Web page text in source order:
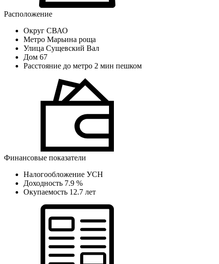
Расположение
Округ СВАО
Метро Марьина роща
Улица Сущевский Вал
Дом 67
Расстояние до метро 2 мин пешком
Финансовые показатели
Налогообложение УСН
Доходность 7.9 %
Окупаемость 12.7 лет